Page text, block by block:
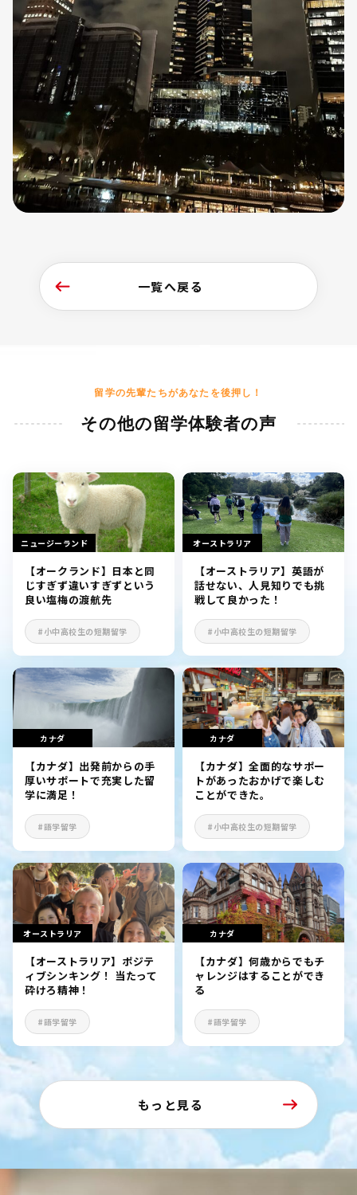
一覧へ戻る
留学の先輩たちがあなたを後押し！
その他の留学体験者の声
ニュージーランド
【オークランド】日本と同
じすぎず違いすぎずという
良い塩梅の渡航先
#小中高校生の短期留学
オーストラリア
【オーストラリア】英語が
話せない、人見知りでも挑
戦して良かった！
#小中高校生の短期留学
カナダ
【カナダ】出発前からの手
厚いサポートで充実した留
学に満足！
#語学留学
カナダ
【カナダ】全面的なサポー
トがあったおかげで楽しむ
ことができた。
#小中高校生の短期留学
オーストラリア
【オーストラリア】ポジテ
ィブシンキング！ 当たって
砕けろ精神！
#語学留学
カナダ
【カナダ】何歳からでもチ
ャレンジはすることができ
る
#語学留学
もっと見る